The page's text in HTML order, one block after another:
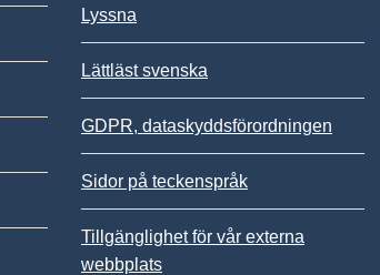
Lyssna
Lättläst svenska
GDPR, dataskyddsförordningen
Sidor på teckenspråk
Tillgänglighet för vår externa
webbplats